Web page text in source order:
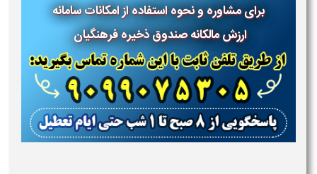
برای مشاوره و نحوه استفاده از امکانات سامانه
ارزش مالکانه صندوق ذخیره فرهنگیان